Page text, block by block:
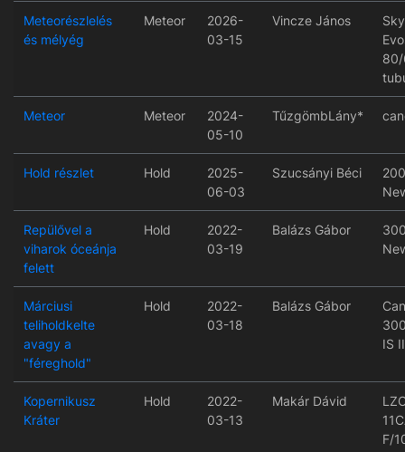
Meteorészlelés
és mélyég
Meteor
2026-
03-15
Vincze János
80/
Meteor Meteor
2024-
05-10
TűzgömbLány*
Hold részlet Hold
2025-
06-03
Szucsányi Béci
Repülővel a
viharok óceánja
felett
Hold
2022-
03-19
Balázs Gábor
Márciusi
teliholdkelte
avagy a
"féreghold"
Hold
2022-
03-18
Balázs Gábor
IS
Kopernikusz
Kráter
Hold
2022-
03-13
Makár Dávid
F/